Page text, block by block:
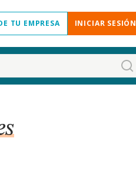
TU EMPRESA INICIAR SESIÓN